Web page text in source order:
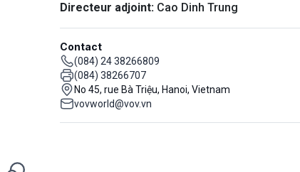
Directeur adjoint: Cao Dinh Trung
Contact
(084) 24 38266809
(084) 38266707
No 45, rue Bà Triệu, Hanoi, Vietnam
vovworld@vov.vn